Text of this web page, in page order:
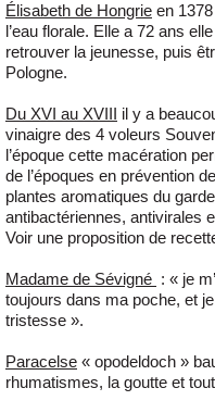
Élisabeth de Hongrie en
l’eau florale. Elle a 72 ans
retrouver la jeunesse, puis
Pologne.
Du XVI au XVIII il y a
vinaigre des 4 voleurs
l’époque cette macération
de l’époques en prévention
plantes aromatiques du
antibactériennes, antivirales
Voir une proposition de
Madame de Sévigné : « je
toujours dans ma poche, et
tristesse ».
Paracelse « opodeldoch »
rhumatismes, la goutte et